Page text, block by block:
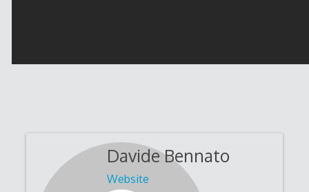
Davide Bennato
Website